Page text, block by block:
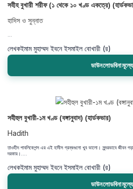
সহীহ বুখারী শরীফ (১ থেকে ১০ খণ্ড একত্রে)
হাদিস ও সুন্নাত
লেখকইমাম মুহাম্মদ ইবনে ইসমাইল বোখারী (র)
ডাউনলোডবিনামূল্যে
সহীহুল বুখারী-১ম খণ্ড (বঙ্গানুবাদ) (হার্ডকভার)
Hadith
তাওহীদ পাবলিকেশন্স এর এই হাদীস গ্রন্থগুলো খুব ভালো। সুন্দরভাবে জীবন
দরকার।....
লেখকইমাম মুহাম্মদ ইবনে ইসমাইল বোখারী (র)
ডাউনলোডবিনামূল্যে